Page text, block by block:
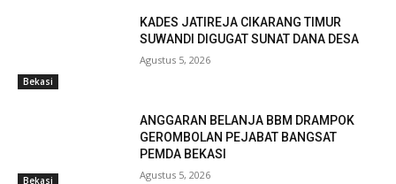
Bekasi
KADES JATIREJA CIKARANG TIMUR
SUWANDI DIGUGAT SUNAT DANA DESA
Agustus 5, 2026
Bekasi
ANGGARAN BELANJA BBM DRAMPOK
GEROMBOLAN PEJABAT BANGSAT
PEMDA BEKASI
Agustus 5, 2026